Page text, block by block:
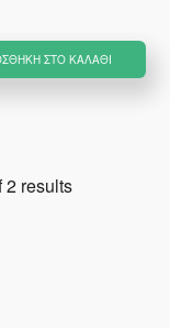
είναι:
€57.60.
ΣΤΟ ΚΑΛΆΘΙ
2 results